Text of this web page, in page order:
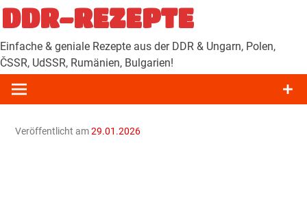
Zum
Inhalt
springen
DDR-REZEPTE
Einfache & geniale Rezepte aus der DDR & Ungarn, Polen,
ČSSR, UdSSR, Rumänien, Bulgarien!
Veröffentlicht am29.01.2026